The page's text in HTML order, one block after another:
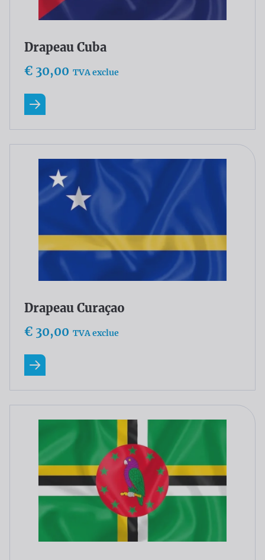
Drapeau Cuba
€ 30,00 TVA exclue
En savoir plus
Drapeau Curaçao
€ 30,00 TVA exclue
En savoir plus